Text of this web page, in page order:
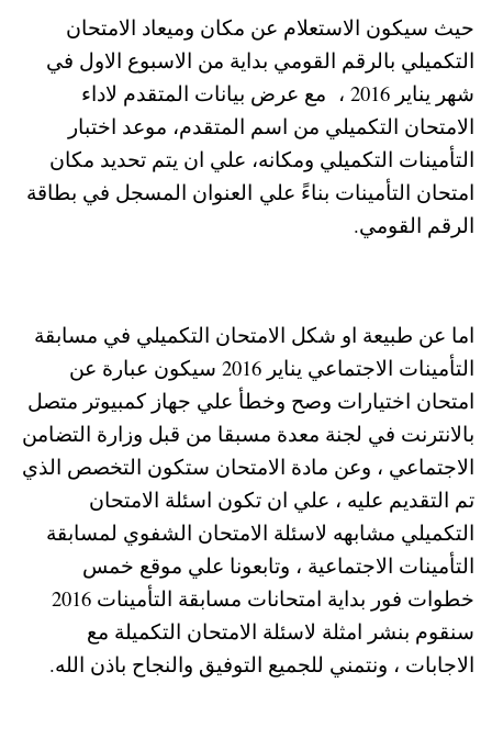
حيث سيكون الاستعلام عن مكان وميعاد الامتحان
التكميلي بالرقم القومي بداية من الاسبوع الاول في
شهر يناير 2016 ، مع عرض بيانات المتقدم لاداء
الامتحان التكميلي من اسم المتقدم، موعد اختبار
التأمينات التكميلي ومكانه، علي ان يتم تحديد مكان
امتحان التأمينات بناءً علي العنوان المسجل في بطاقة
الرقم القومي.
اما عن طبيعة او شكل الامتحان التكميلي في مسابقة
التأمينات الاجتماعي يناير 2016 سيكون عبارة عن
امتحان اختيارات وصح وخطأ علي جهاز كمبيوتر متصل
بالانترنت في لجنة معدة مسبقا من قبل وزارة التضامن
الاجتماعي ، وعن مادة الامتحان ستكون التخصص الذي
تم التقديم عليه ، علي ان تكون اسئلة الامتحان
التكميلي مشابهه لاسئلة الامتحان الشفوي لمسابقة
التأمينات الاجتماعية ، وتابعونا علي موقع خمس
خطوات فور بداية امتحانات مسابقة التأمينات 2016
سنقوم بنشر امثلة لاسئلة الامتحان التكميلة مع
الاجابات ، ونتمني للجميع التوفيق والنجاح باذن الله.